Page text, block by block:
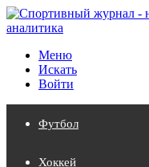
Меню
Искать
Войти
Футбол
Хоккей